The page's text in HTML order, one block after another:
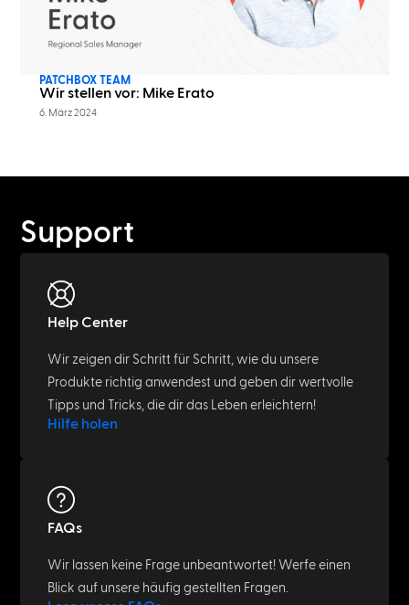
PATCHBOX TEAM
Wir stellen vor: Mike Erato
6. März 2024
Support
Help Center
Wir zeigen dir Schritt für Schritt, wie du unsere
Produkte richtig anwendest und geben dir wertvolle
Tipps und Tricks, die dir das Leben erleichtern!
Hilfe holen
FAQs
Wir lassen keine Frage unbeantwortet! Werfe einen
Blick auf unsere häufig gestellten Fragen.